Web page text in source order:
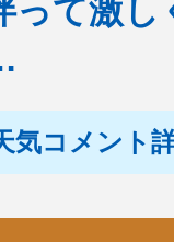
って激し
気コメント